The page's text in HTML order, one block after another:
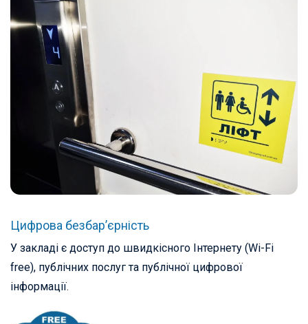
Цифрова безбар’єрність
У закладі є доступ до швидкісного Інтернету (Wi-Fi
free), публічних послуг та публічної цифрової
інформації.